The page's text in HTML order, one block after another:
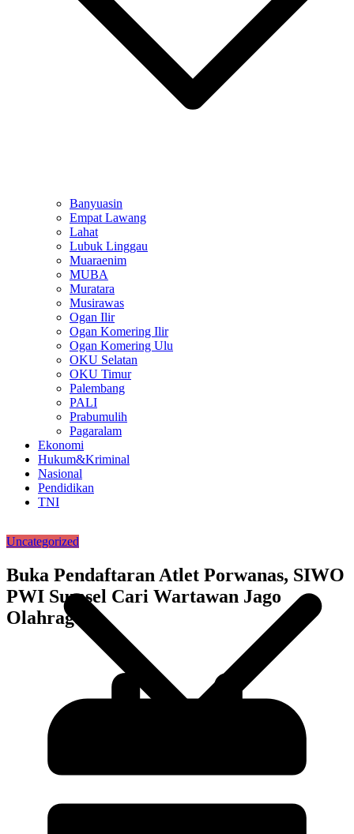
Banyuasin
Empat Lawang
Lahat
Lubuk Linggau
Muaraenim
MUBA
Muratara
Musirawas
Ogan Ilir
Ogan Komering Ilir
Ogan Komering Ulu
OKU Selatan
OKU Timur
Palembang
PALI
Prabumulih
Pagaralam
Ekonomi
Hukum&Kriminal
Nasional
Pendidikan
TNI
Uncategorized
Buka Pendaftaran Atlet Porwanas, SIWO
PWI Sumsel Cari Wartawan Jago
Olahraga